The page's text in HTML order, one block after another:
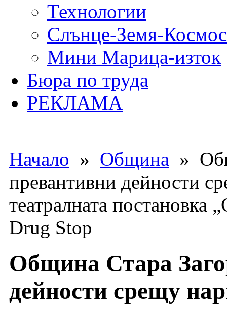
Технологии
Слънце-Земя-Космос
Мини Марица-изток
Бюра по труда
РЕКЛАМА
Начало » Община »
превантивни дейности
театралната постановка
Drug Stop
Община Стара
дейности срещу